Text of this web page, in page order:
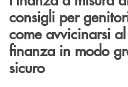
consigli per
come avvicinarsi
finanza in modo
sicuro